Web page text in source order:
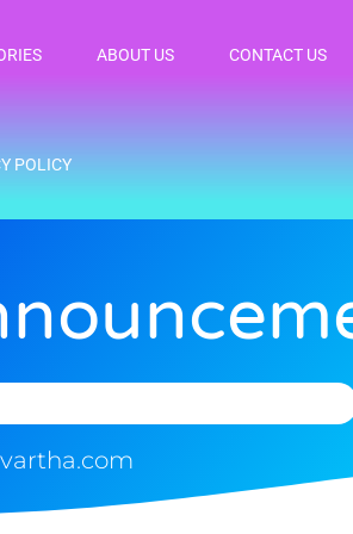
ABOUT US CONTACT US
POLICY